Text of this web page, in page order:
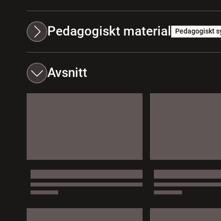
Pedagogiskt material Pedagogiskt
Avsnitt